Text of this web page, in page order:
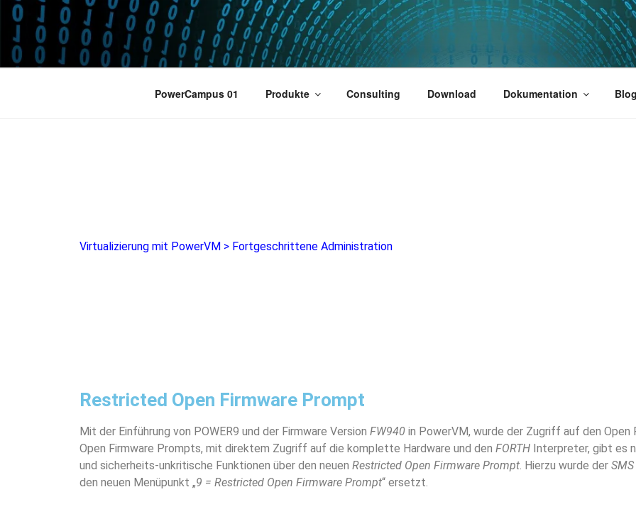
POWERCAMPUS 01
Home of the LPAR-Tool
PowerCampus 01 Produkte Consulting Download Dokumentation Blog
Virtualizierung mit PowerVM > Fortgeschrittene Administration
Restricted Open Firmware Prompt
Mit der Einführung von POWER9 und der Firmware Version FW940 in PowerVM, wurde der Zugriff auf den
Open Firmware Prompts, mit direktem Zugriff auf die komplette Hardware und den FORTH Interpreter, gibt es
und sicherheits-unkritische Funktionen über den neuen Restricted Open Firmware Prompt. Hierzu wurde der SMS
den neuen Menüpunkt „9 = Restricted Open Firmware Prompt“ ersetzt.